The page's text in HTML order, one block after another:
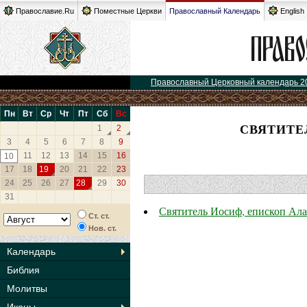
Православие.Ru Поместные Церкви Православный Календарь English
Православный Церковный календарь
Пн Вт Ср Чт Пт Сб
Вс
1
2
3
4 5 6 7 8
9
10
11 12 13 14 15
16
17
18 19 20 21 22
23
24
25 26 27 28 29
30
31
Ст. ст.
Нов. ст.
Календарь
Библия
Молитвы
Святитель Иосиф, епископ